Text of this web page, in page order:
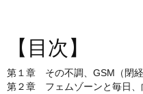
【目次】
第１章 その不調、GSM（閉
第２章 フェムゾーンと毎日、